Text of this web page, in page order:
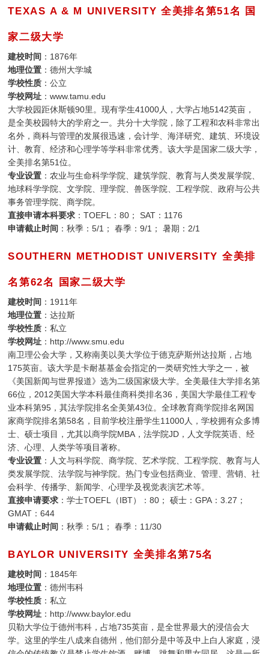
TEXAS A & M UNIVERSITY 全美排名第51名 国
家二级大学
建校时间 ：1876年
地理位置 ：德州大学城
学校性质 ：公立
学校网址 ：www.tamu.edu
大学校园距休斯顿90里。现有学生41000人，大学占地5142英亩，
是全美校园特大的学府之一。共分十大学院，除了工程和农科非常出
名外，商科与管理的发展很迅速，会计学、海洋研究、建筑、环境设
计、教育、经济和心理学等学科非常优秀。该大学是国家二级大学，
全美排名第51位。
专业设置 ：农业与生命科学学院、建筑学院、教育与人类发展学院、
地球科学学院、文学院、理学院、兽医学院、工程学院、政府与公共
事务管理学院、商学院。
直接申请本科要求 ：TOEFL：80； SAT：1176
申请截止时间 ：秋季：5/1； 春季：9/1； 暑期：2/1
SOUTHERN METHODIST UNIVERSITY 全美排
名第62名 国家二级大学
建校时间 ：1911年
地理位置 ：达拉斯
学校性质 ：私立
学校网址 ：http://www.smu.edu
南卫理公会大学，又称南美以美大学位于德克萨斯州达拉斯，占地
175英亩。该大学是卡耐基基金会指定的一类研究性大学之一，被
《美国新闻与世界报道》选为二级国家级大学。全美最佳大学排名第
66位，2012美国大学本科最佳商科类排名36，美国大学最佳工程专
业本科第95，其法学院排名全美第43位。全球教育商学院排名网国
家商学院排名第58名，目前学校注册学生11000人，学校拥有众多博
士、硕士项目，尤其以商学院MBA，法学院JD，人文学院英语、经
济、心理、人类学等项目著称。
专业设置 ：人文与科学院、商学院、艺术学院、工程学院、教育与人
类发展学院、法学院与神学院。热门专业包括商业、管理、营销、社
会科学、传播学、新闻学、心理学及视觉表演艺术等。
直接申请要求 ：学士TOEFL（IBT）：80； 硕士：GPA：3.27；
GMAT：644
申请截止时间 ：秋季：5/1； 春季：11/30
BAYLOR UNIVERSITY 全美排名第75名
建校时间 ：1845年
地理位置 ：德州韦科
学校性质 ：私立
学校网址 ：http://www.baylor.edu
贝勒大学位于德州韦科，占地735英亩，是全世界最大的浸信会大
学。这里的学生八成来自德州，他们部分是中等及中上白人家庭，浸